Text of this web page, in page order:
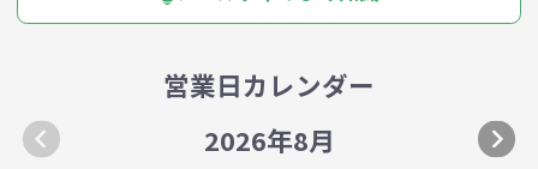
営業日カレンダー
2026年8月